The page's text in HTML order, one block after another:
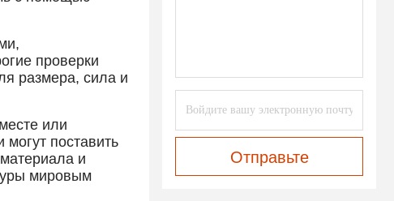
проверки
размера, сила и
или
поставить
и
мировым
Отправьте